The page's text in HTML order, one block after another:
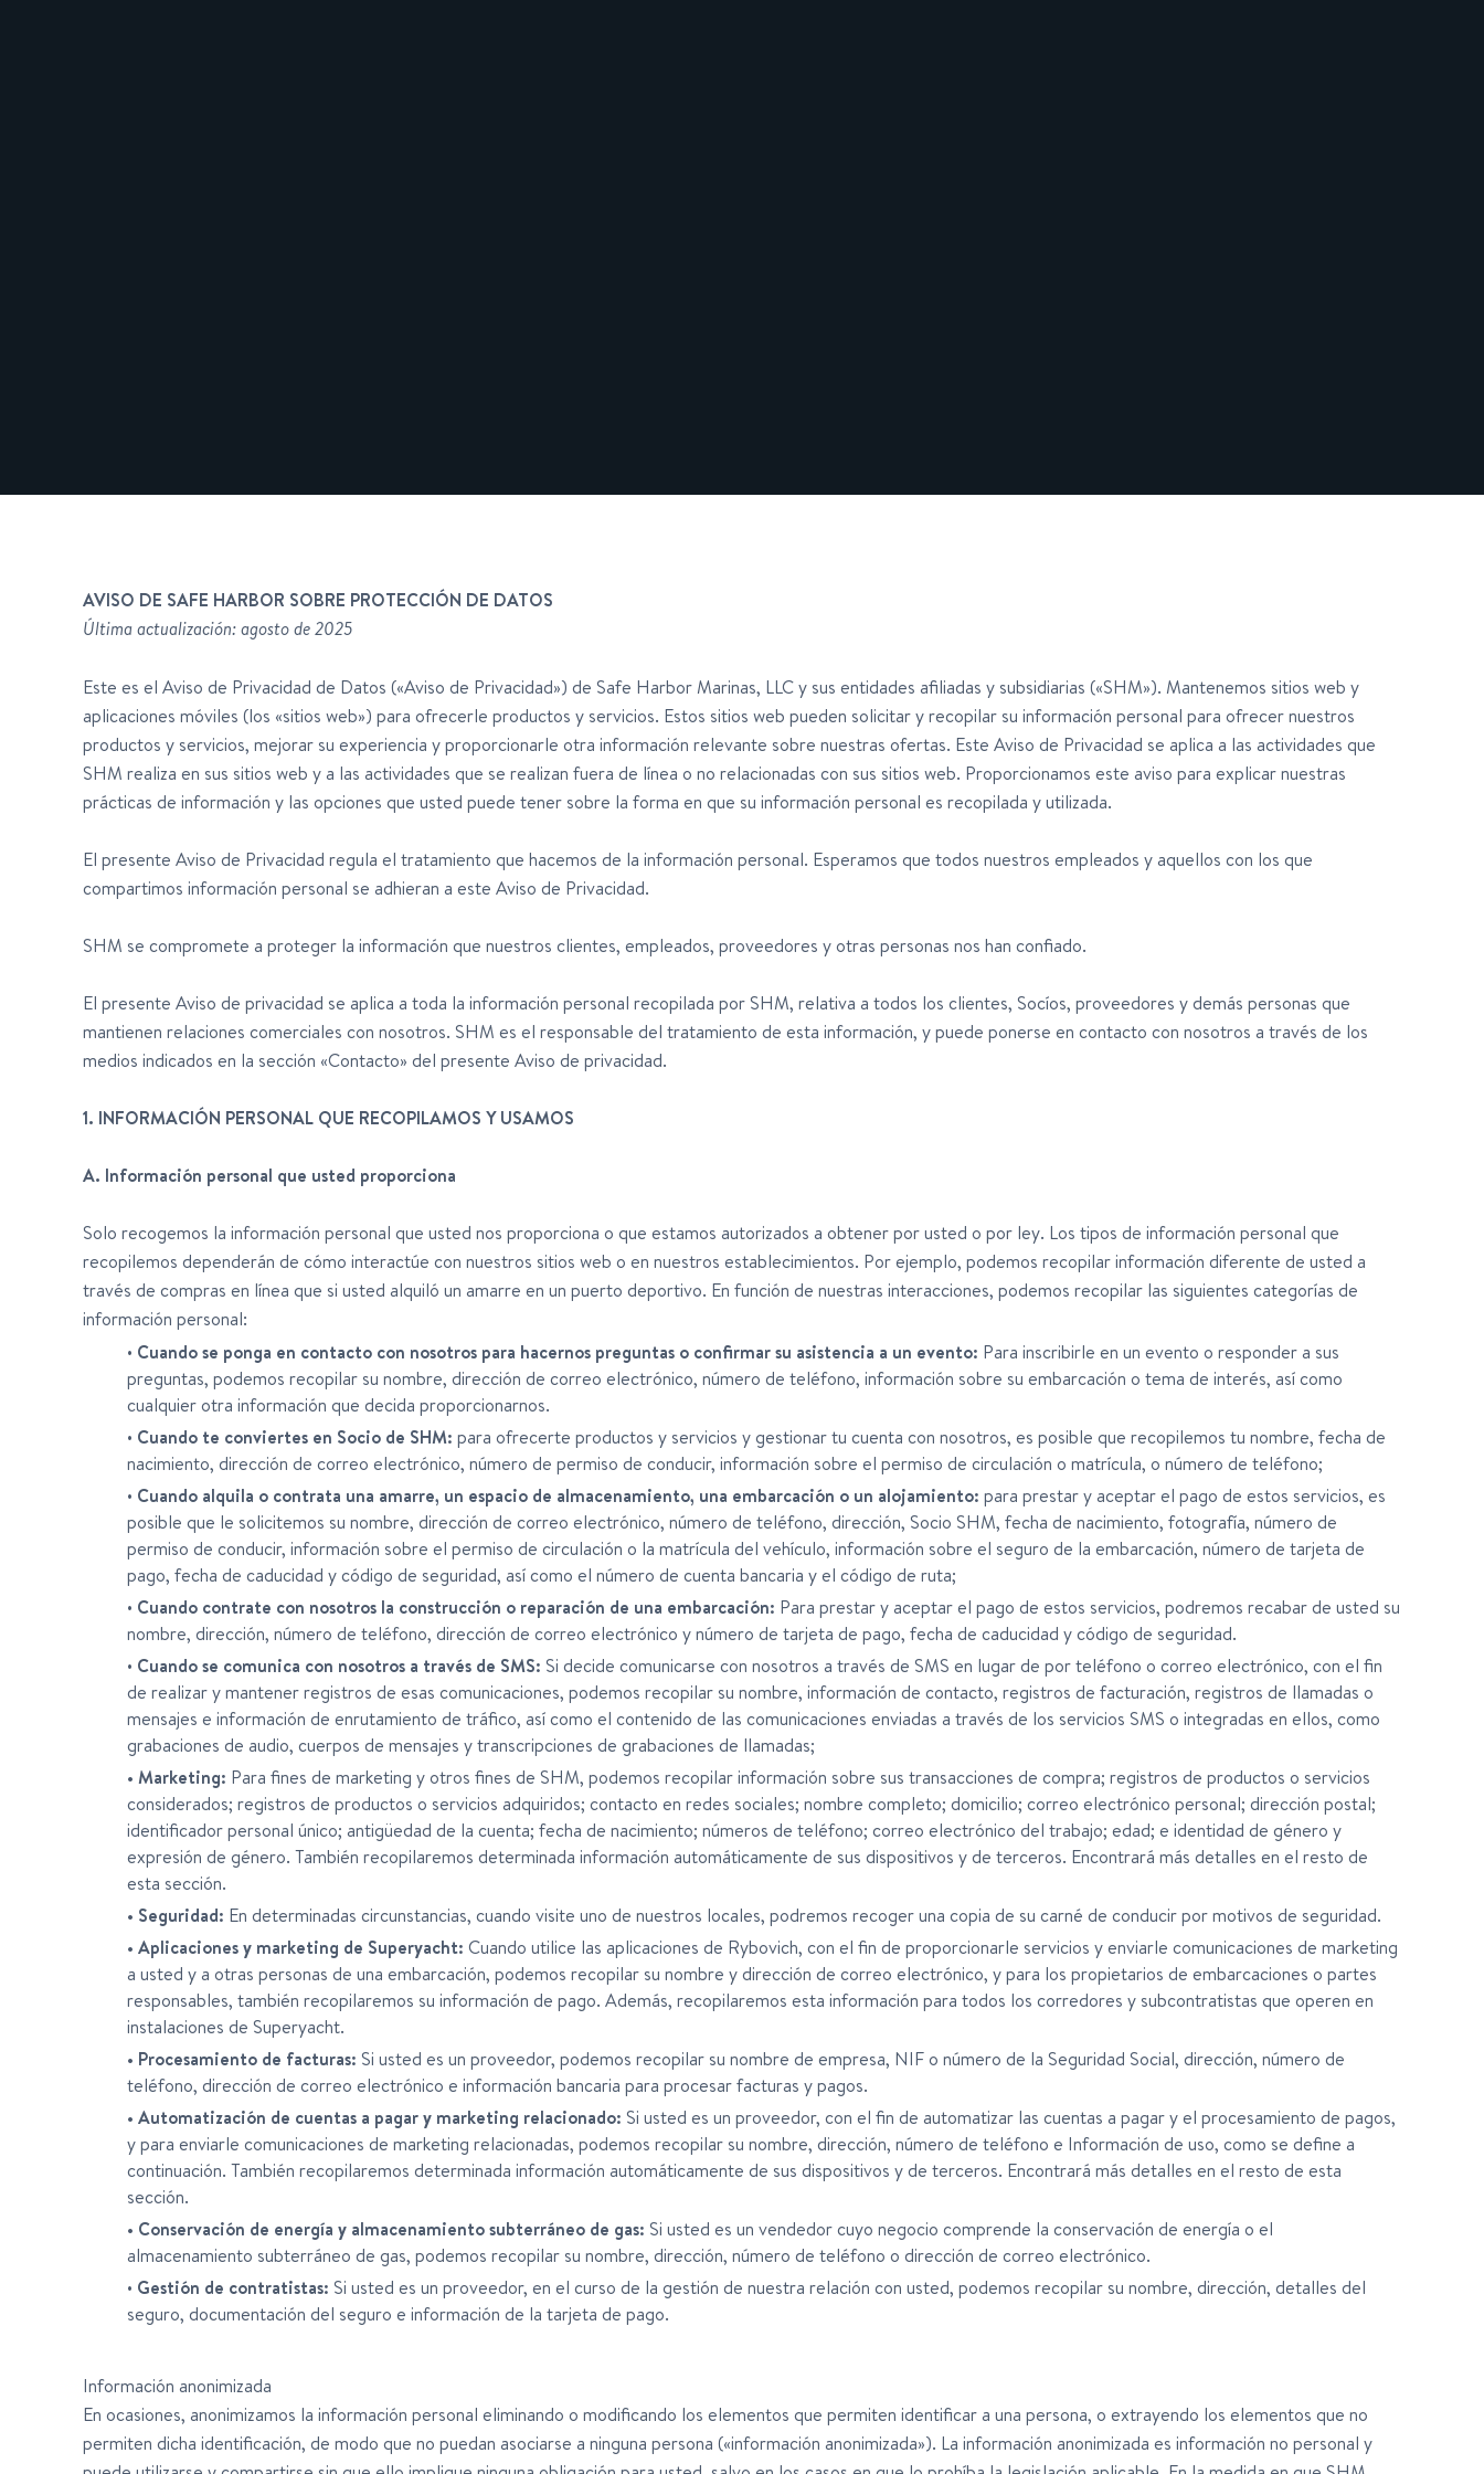
AVISO DE SAFE HARBOR SOBRE PROTECCIÓN DE DATOS
Última actualización: agosto de 2025
Este es el Aviso de Privacidad de Datos («Aviso de Privacidad») de Safe Harbor Marinas, LLC y sus entidades afiliadas y subsidiarias («SHM»). Mantenemos sitios web y
aplicaciones móviles (los «sitios web») para ofrecerle productos y servicios. Estos sitios web pueden solicitar y recopilar su información personal para ofrecer nuestros
productos y servicios, mejorar su experiencia y proporcionarle otra información relevante sobre nuestras ofertas. Este Aviso de Privacidad se aplica a las actividades que
SHM realiza en sus sitios web y a las actividades que se realizan fuera de línea o no relacionadas con sus sitios web. Proporcionamos este aviso para explicar nuestras
prácticas de información y las opciones que usted puede tener sobre la forma en que su información personal es recopilada y utilizada.
El presente Aviso de Privacidad regula el tratamiento que hacemos de la información personal. Esperamos que todos nuestros empleados y aquellos con los que
compartimos información personal se adhieran a este Aviso de Privacidad.
SHM se compromete a proteger la información que nuestros clientes, empleados, proveedores y otras personas nos han confiado.
El presente Aviso de privacidad se aplica a toda la información personal recopilada por SHM, relativa a todos los clientes, Socíos, proveedores y demás personas que
mantienen relaciones comerciales con nosotros. SHM es el responsable del tratamiento de esta información, y puede ponerse en contacto con nosotros a través de los
medios indicados en la sección «Contacto» del presente Aviso de privacidad.
1. INFORMACIÓN PERSONAL QUE RECOPILAMOS Y USAMOS
A. Información personal que usted proporciona
Solo recogemos la información personal que usted nos proporciona o que estamos autorizados a obtener por usted o por ley. Los tipos de información personal que
recopilemos dependerán de cómo interactúe con nuestros sitios web o en nuestros establecimientos. Por ejemplo, podemos recopilar información diferente de usted a
través de compras en línea que si usted alquiló un amarre en un puerto deportivo. En función de nuestras interacciones, podemos recopilar las siguientes categorías de
información personal:
• Cuando se ponga en contacto con nosotros para hacernos preguntas o confirmar su asistencia a un evento: Para inscribirle en un evento o responder a sus
preguntas, podemos recopilar su nombre, dirección de correo electrónico, número de teléfono, información sobre su embarcación o tema de interés, así como
cualquier otra información que decida proporcionarnos.
• Cuando te conviertes en Socio de SHM: para ofrecerte productos y servicios y gestionar tu cuenta con nosotros, es posible que recopilemos tu nombre, fecha de
nacimiento, dirección de correo electrónico, número de permiso de conducir, información sobre el permiso de circulación o matrícula, o número de teléfono;
• Cuando alquila o contrata una amarre, un espacio de almacenamiento, una embarcación o un alojamiento: para prestar y aceptar el pago de estos servicios, es
posible que le solicitemos su nombre, dirección de correo electrónico, número de teléfono, dirección, Socio SHM, fecha de nacimiento, fotografía, número de
permiso de conducir, información sobre el permiso de circulación o la matrícula del vehículo, información sobre el seguro de la embarcación, número de tarjeta de
pago, fecha de caducidad y código de seguridad, así como el número de cuenta bancaria y el código de ruta;
• Cuando contrate con nosotros la construcción o reparación de una embarcación: Para prestar y aceptar el pago de estos servicios, podremos recabar de usted su
nombre, dirección, número de teléfono, dirección de correo electrónico y número de tarjeta de pago, fecha de caducidad y código de seguridad.
• Cuando se comunica con nosotros a través de SMS: Si decide comunicarse con nosotros a través de SMS en lugar de por teléfono o correo electrónico, con el fin
de realizar y mantener registros de esas comunicaciones, podemos recopilar su nombre, información de contacto, registros de facturación, registros de llamadas o
mensajes e información de enrutamiento de tráfico, así como el contenido de las comunicaciones enviadas a través de los servicios SMS o integradas en ellos, como
grabaciones de audio, cuerpos de mensajes y transcripciones de grabaciones de llamadas;
• Marketing: Para fines de marketing y otros fines de SHM, podemos recopilar información sobre sus transacciones de compra; registros de productos o servicios
considerados; registros de productos o servicios adquiridos; contacto en redes sociales; nombre completo; domicilio; correo electrónico personal; dirección postal;
identificador personal único; antigüedad de la cuenta; fecha de nacimiento; números de teléfono; correo electrónico del trabajo; edad; e identidad de género y
expresión de género. También recopilaremos determinada información automáticamente de sus dispositivos y de terceros. Encontrará más detalles en el resto de
esta sección.
• Seguridad: En determinadas circunstancias, cuando visite uno de nuestros locales, podremos recoger una copia de su carné de conducir por motivos de seguridad.
• Aplicaciones y marketing de Superyacht: Cuando utilice las aplicaciones de Rybovich, con el fin de proporcionarle servicios y enviarle comunicaciones de marketing
a usted y a otras personas de una embarcación, podemos recopilar su nombre y dirección de correo electrónico, y para los propietarios de embarcaciones o partes
responsables, también recopilaremos su información de pago. Además, recopilaremos esta información para todos los corredores y subcontratistas que operen en
instalaciones de Superyacht.
• Procesamiento de facturas: Si usted es un proveedor, podemos recopilar su nombre de empresa, NIF o número de la Seguridad Social, dirección, número de
teléfono, dirección de correo electrónico e información bancaria para procesar facturas y pagos.
• Automatización de cuentas a pagar y marketing relacionado: Si usted es un proveedor, con el fin de automatizar las cuentas a pagar y el procesamiento de pagos,
y para enviarle comunicaciones de marketing relacionadas, podemos recopilar su nombre, dirección, número de teléfono e Información de uso, como se define a
continuación. También recopilaremos determinada información automáticamente de sus dispositivos y de terceros. Encontrará más detalles en el resto de esta
sección.
• Conservación de energía y almacenamiento subterráneo de gas: Si usted es un vendedor cuyo negocio comprende la conservación de energía o el
almacenamiento subterráneo de gas, podemos recopilar su nombre, dirección, número de teléfono o dirección de correo electrónico.
• Gestión de contratistas: Si usted es un proveedor, en el curso de la gestión de nuestra relación con usted, podemos recopilar su nombre, dirección, detalles del
seguro, documentación del seguro e información de la tarjeta de pago.
Información anonimizada
En ocasiones, anonimizamos la información personal eliminando o modificando los elementos que permiten identificar a una persona, o extrayendo los elementos que no
permiten dicha identificación, de modo que no puedan asociarse a ninguna persona («información anonimizada»). La información anonimizada es información no personal y